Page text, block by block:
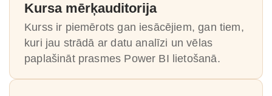
Kursa mērķauditorija
Kurss ir piemērots gan iesācējiem, gan tiem,
kuri jau strādā ar datu analīzi un vēlas
paplašināt prasmes Power BI lietošanā.